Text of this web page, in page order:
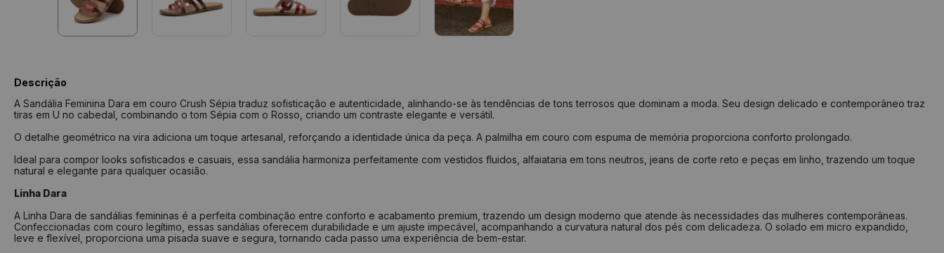
35
23,7 cm
8,2 cm
37
25,1 cm
8,6 cm
38
25,8 cm
8,8 cm
Como medir?
Descrição
A Sandália Feminina Dara em couro Crush Sépia traduz sofisticação e autenticidade, alinhando-se às tendências de tons terrosos que dominam a moda. Seu design delicado e contemporâneo traz
tiras em U no cabedal, combinando o tom Sépia com o Rosso, criando um contraste elegante e versátil.
O detalhe geométrico na vira adiciona um toque artesanal, reforçando a identidade única da peça. A palmilha em couro com espuma de memória proporciona conforto prolongado.
Ideal para compor looks sofisticados e casuais, essa sandália harmoniza perfeitamente com vestidos fluidos, alfaiataria em tons neutros, jeans de corte reto e peças em linho, trazendo um toque
natural e elegante para qualquer ocasião.
Linha Dara
A Linha Dara de sandálias femininas é a perfeita combinação entre conforto e acabamento premium, trazendo um design moderno que atende às necessidades das mulheres contemporâneas.
Confeccionadas com couro legítimo, essas sandálias oferecem durabilidade e um ajuste impecável, acompanhando a curvatura natural dos pés com delicadeza. O solado em micro expandido,
leve e flexível, proporciona uma pisada suave e segura, tornando cada passo uma experiência de bem-estar.